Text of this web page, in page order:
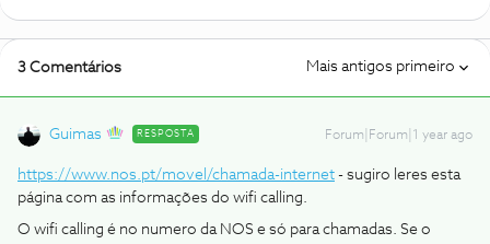
3 Comentários Mais antigos primeiro
Guimas RESPOSTA Forum|Forum|1 year ago
https://www.nos.pt/movel/chamada-internet - sugiro leres esta
página com as informações do wifi calling.
O wifi calling é no numero da NOS e só para chamadas. Se o